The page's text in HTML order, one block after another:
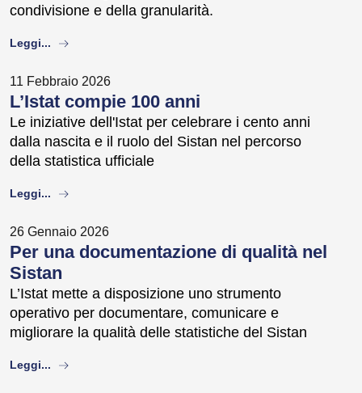
condivisione e della granularità.
Leggi... about
11 Febbraio 2026
L’Istat compie 100 anni
Le iniziative dell'Istat per celebrare i cento anni
dalla nascita e il ruolo del Sistan nel percorso
della statistica ufficiale
Leggi... about
26 Gennaio 2026
Per una documentazione di qualità nel
Sistan
L’Istat mette a disposizione uno strumento
operativo per documentare, comunicare e
migliorare la qualità delle statistiche del Sistan
Leggi... about